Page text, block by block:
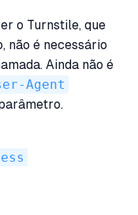
o Turnstile, que
não é necessário
Ainda não é
Agent